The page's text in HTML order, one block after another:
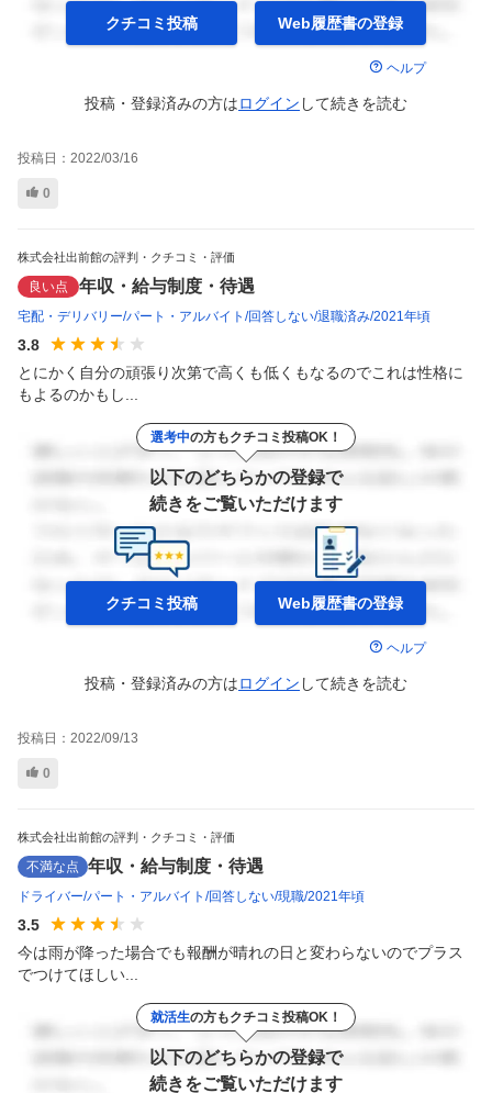
クチコミ投稿 Web履歴書の登録
ヘルプ
投稿・登録済みの方はログイン して続きを読む
投稿日： 2022/03/16
0
株式会社出前館の評判・クチコミ・評価
良い点 年収・給与制度・待遇
宅配・デリバリー パート・アルバイト 回答しない 退職済み 2021年頃
3.8
とにかく自分の頑張り次第で高くも低くもなるのでこれは性格に
もよるのかもし...
選考中の方もクチコミ投稿OK！
以下のどちらかの登録で
続きをご覧いただけます
クチコミ投稿 Web履歴書の登録
ヘルプ
投稿・登録済みの方はログイン して続きを読む
投稿日： 2022/09/13
0
株式会社出前館の評判・クチコミ・評価
不満な点 年収・給与制度・待遇
ドライバー パート・アルバイト 回答しない 現職 2021年頃
3.5
今は雨が降った場合でも報酬が晴れの日と変わらないのでプラス
でつけてほしい...
就活生の方もクチコミ投稿OK！
以下のどちらかの登録で
続きをご覧いただけます